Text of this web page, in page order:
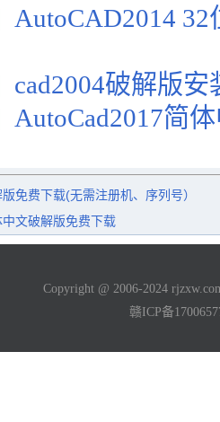
AutoCAD2014
cad2004破解版安
AutoCad2017简
免费下载(无需注册机、序列号）
文破解版免费下载
Copyright @ 2006-2024
赣ICP备